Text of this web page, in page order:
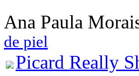
Ana Paula
de piel
Picard Really